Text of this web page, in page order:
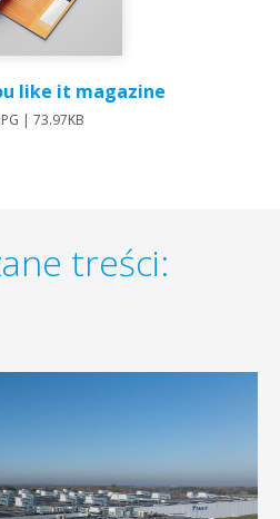
like it magazine
| 73.97KB
treści: